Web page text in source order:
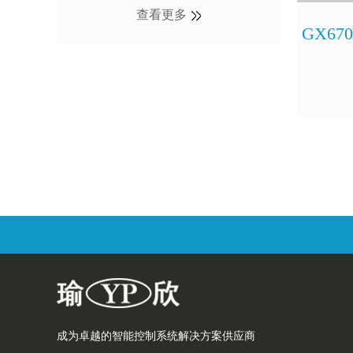
查看更多
成为卓越的智能控制系统解决方案供应商